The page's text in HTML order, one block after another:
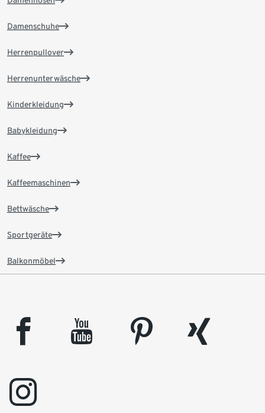
Damenschuhe
Herrenpullover
Herrenunterwäsche
Kinderkleidung
Babykleidung
Kaffee
Kaffeemaschinen
Bettwäsche
Sportgeräte
Balkonmöbel
facebook youtube pinterest
xing
instagram